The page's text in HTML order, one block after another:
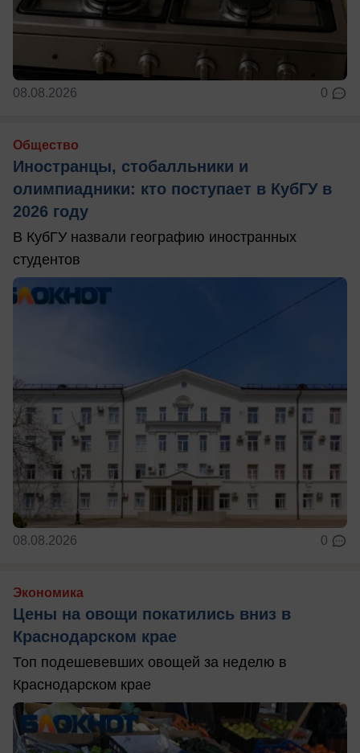
08.08.2026 0
Общество
Иностранцы, стобалльники и
олимпиадники: кто поступает в КубГУ в
2026 году
В КубГУ назвали географию иностранных
студентов
08.08.2026 0
Экономика
Цены на овощи покатились вниз в
Краснодарском крае
Топ подешевевших овощей за неделю в
Краснодарском крае